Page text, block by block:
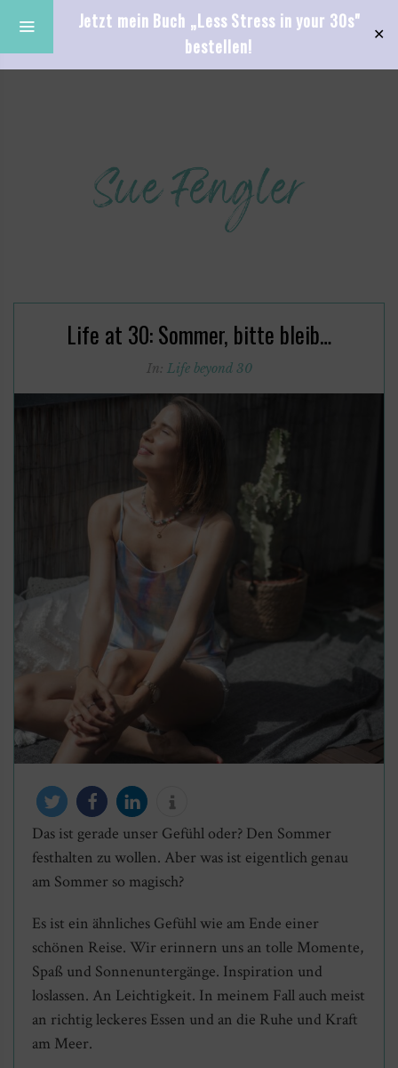
Jetzt mein Buch „Less Stress in your 30s"
bestellen!
✕
Life at 30: Sommer, bitte bleib…
In: Life beyond 30
twittern teilen mitteilen info
Das ist gerade unser Gefühl oder? Den Sommer
festhalten zu wollen. Aber was ist eigentlich genau
am Sommer so magisch?
Es ist ein ähnliches Gefühl wie am Ende einer
schönen Reise. Wir erinnern uns an tolle Momente,
Spaß und Sonnenuntergänge. Inspiration und
loslassen. An Leichtigkeit. In meinem Fall auch meist
an richtig leckeres Essen und an die Ruhe und Kraft
am Meer.